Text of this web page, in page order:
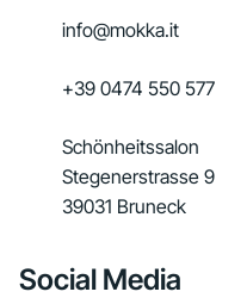
info@mokka.it
+39 0474 550 577
Schönheitssalon
Stegenerstrasse 9
39031 Bruneck
Social Media